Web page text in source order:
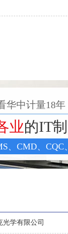
华中计量18
业的IT
、CMD、
学有限公司